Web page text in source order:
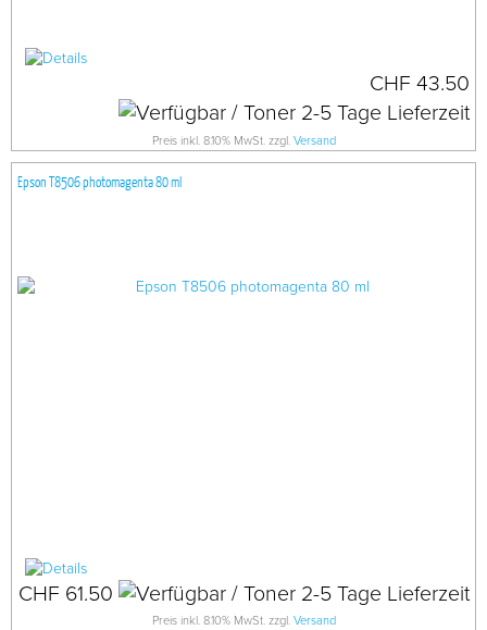
CHF 43.50
Preis inkl. 8.10% MwSt. zzgl. Versand
Epson T8506 photomagenta 80 ml
CHF 61.50
Preis inkl. 8.10% MwSt. zzgl. Versand